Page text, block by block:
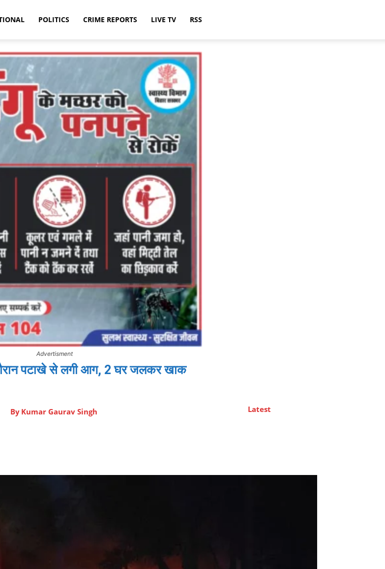
POLITICS CRIME REPORTS LIVE TV RSS
Advertisment
पटाखे से लगी आग, 2 घर जलकर खाक
By Kumar Gaurav Singh Latest